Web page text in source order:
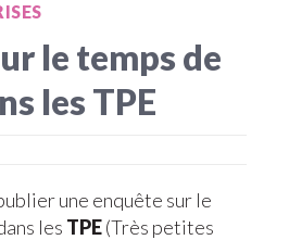
le temps de
les TPE
une enquête sur le
les TPE(Très petites